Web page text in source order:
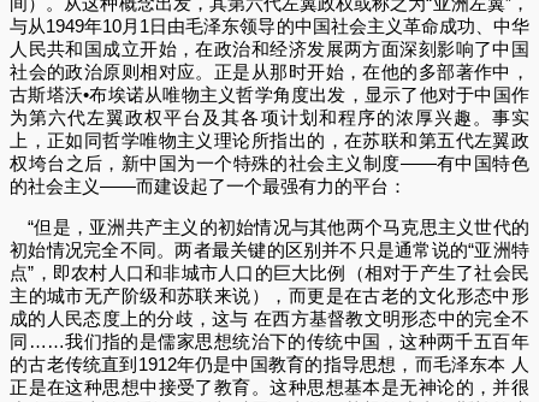
与从1949年10月1日由毛泽东领导的中国社会主义革命成功、中华
人民共和国成立开始，在政治和经济发展两方面深刻影响了中国
社会的政治原则相对应。正是从那时开始，在他的多部著作中，
古斯塔沃•布埃诺从唯物主义哲学角度出发，显示了他对于中国作
为第六代左翼政权平台及其各项计划和程序的浓厚兴趣。事实
上，正如同哲学唯物主义理论所指出的，在苏联和第五代左翼政
权垮台之后，新中国为一个特殊的社会主义制度——有中国特色
的社会主义——而建设起了一个最强有力的平台：
“但是，亚洲共产主义的初始情况与其他两个马克思主义世代的
初始情况完全不同。两者最关键的区别并不只是通常说的“亚洲特
点”，即农村人口和非城市人口的巨大比例（相对于产生了社会民
主的城市无产阶级和苏联来说），而更是在古老的文化形态中形
成的人民态度上的分歧，这与 在西方基督教文明形态中的完全不
同……我们指的是儒家思想统治下的传统中国，这种两千五百年
的古老传统直到1912年仍是中国教育的指导思想，而毛泽东本 人
正是在这种思想中接受了教育。这种思想基本是无神论的，并很